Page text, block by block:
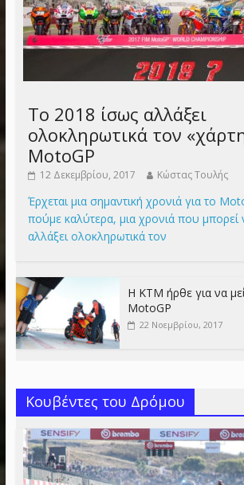
Το 2018 ίσως αλλάξει
ολοκληρωτικά τον
MotoGP
12 Δεκεμβρίου, 2017 Κώστας Τουλής
Έρχεται μια σημαντική χρονιά για το
πούμε καλύτερα, μια χρονιά που μπορεί
αλλάξει ολοκληρωτικά τον
Η KTM ήρθε για να
MotoGP
22 Νοεμβρίου, 2017
Κουβέντες του Δρόμου